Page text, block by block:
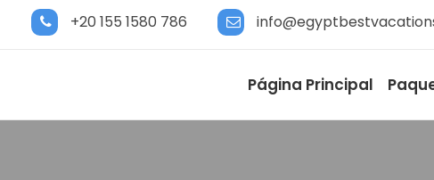
+20 155 1580 786
Página Principal